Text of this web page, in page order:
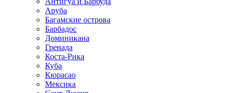
Аруба
Багамские острова
Барбадос
Доминикана
Гренада
Коста-Рика
Куба
Кюрасао
Мексика